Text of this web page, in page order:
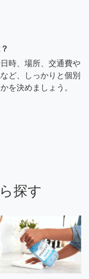
時、場所、交通費や
ど、しっかりと個別
を決めましょう。
探す